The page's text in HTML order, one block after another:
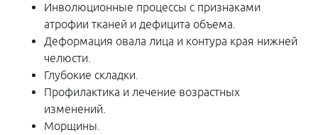
Инволюционные процессы с признаками
атрофии тканей и дефицита объема.
Деформация овала лица и контура края нижней
челюсти.
Глубокие складки.
Профилактика и лечение возрастных
изменений.
Морщины.